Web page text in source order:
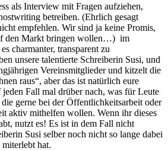
als Interview mit Fragen aufziehen,
betreiben. (Ehrlich gesagt
empfehlen. Wir sind ja keine Promis,
den Markt bringen wollen…) im
charmanter, transparent zu
unsere talentierte Schreiberin Susi, und
Vereinsmitglieder und kitzelt die
raus“, aber das ist natürlich eure
Fall mal drüber nach, was für Leute
gerne bei der Öffentlichkeitsarbeit oder
aktiv mithelfen wollen. Wenn ihr dieses
nutzt es! Es ist in dem Fall nicht
Susi selber noch nicht so lange dabei
hat.